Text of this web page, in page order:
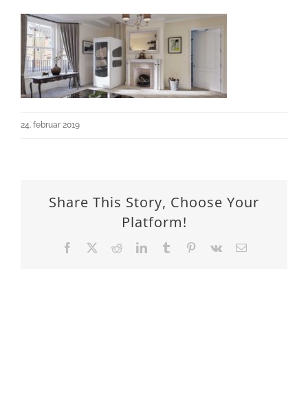
24. februar 2019
Share This Story, Choose Your
Platform!
Facebook RedditLinkedInTumblr Pinterest
Vk Email